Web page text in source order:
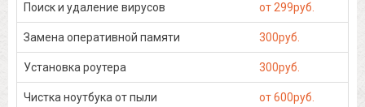
Поиск и удаление вирусов от 299руб.
Замена оперативной памяти 300руб.
Установка роутера 300руб.
Чистка ноутбука от пыли от 600руб.